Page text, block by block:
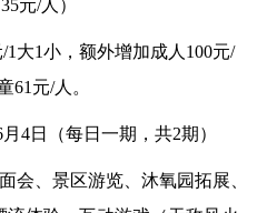
元/人）
大1小，额外增加成人100元/
61元/人。
4日（每日一期，共2期）
会、景区游览、沐氧园拓展、